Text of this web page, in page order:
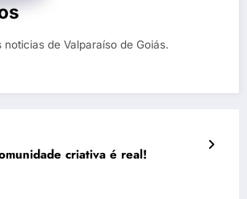
noticias de Valparaíso de Goiás.
criativa é real!